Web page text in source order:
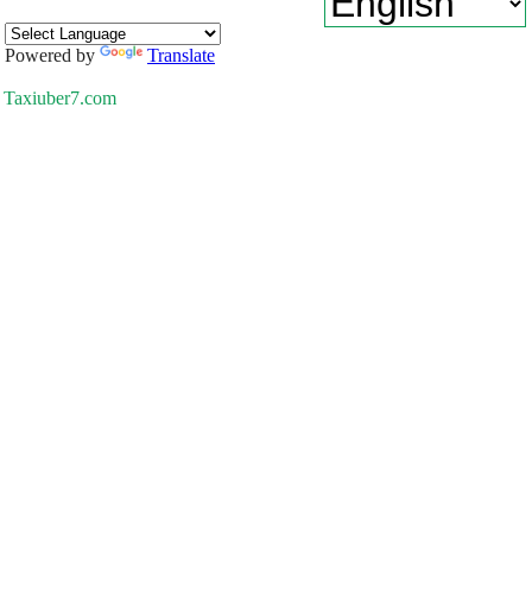
Powered by Translate
Taxiuber7.com